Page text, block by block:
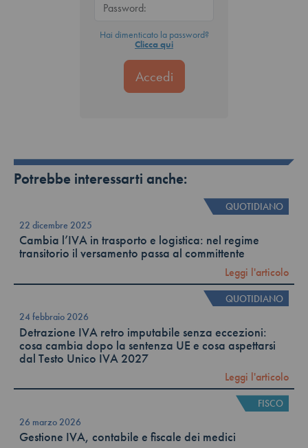
Hai dimenticato la password?
Clicca qui
Potrebbe interessarti anche:
QUOTIDIANO
22 dicembre 2025
Cambia l’IVA in trasporto e logistica: nel regime
transitorio il versamento passa al committente
Leggi l'articolo
QUOTIDIANO
24 febbraio 2026
Detrazione IVA retro imputabile senza eccezioni:
cosa cambia dopo la sentenza UE e cosa aspettarsi
dal Testo Unico IVA 2027
Leggi l'articolo
FISCO
26 marzo 2026
Gestione IVA, contabile e fiscale dei medici